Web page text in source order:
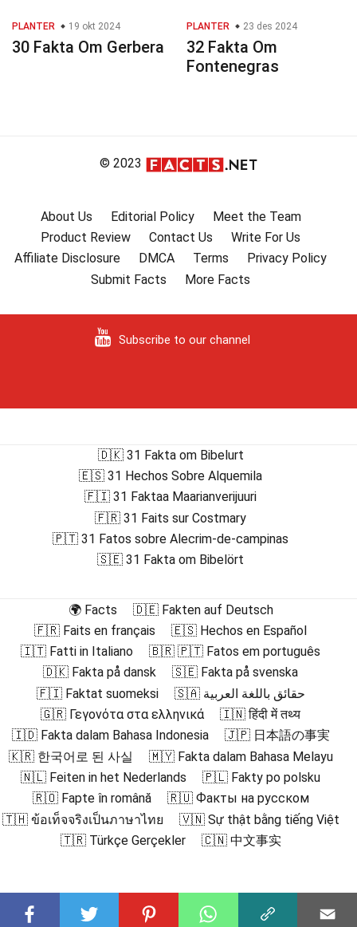
PLANTER 19 okt 2024
30 Fakta Om Gerbera
PLANTER 23 des 2024
32 Fakta Om
Fontenegras
© 2023
About Us Editorial Policy
Meet the Team
Product Review
Contact Us
Write For Us
Affiliate Disclosure
DMCA Terms
Privacy Policy
Submit Facts
More Facts
Subscribe to our channel
🇩🇰 31 Fakta om Bibelurt
🇪🇸 31 Hechos Sobre Alquemila
🇫🇮 31 Faktaa Maarianverijuuri
🇫🇷 31 Faits sur Costmary
🇵🇹 31 Fatos sobre Alecrim-de-campinas
🇸🇪 31 Fakta om Bibelört
🌍 Facts
🇩🇪 Fakten auf Deutsch
🇫🇷 Faits en français
🇪🇸 Hechos en Español
🇮🇹 Fatti in Italiano
🇧🇷 🇵🇹 Fatos em português
🇩🇰 Fakta på dansk
🇸🇪 Fakta på svenska
🇫🇮 Faktat suomeksi
🇸🇦 حقائق باللغة العربية
🇬🇷 Γεγονότα στα ελληνικά
🇮🇳 हिंदी में तथ्य
🇮🇩 Fakta dalam Bahasa Indonesia
🇯🇵 日本語の事実
🇰🇷 한국어로 된 사실
🇲🇾 Fakta dalam Bahasa Melayu
🇳🇱 Feiten in het Nederlands
🇵🇱 Fakty po polsku
🇷🇴 Fapte în română
🇷🇺 Факты на русском
🇹🇭 ข้อเท็จจริงเป็นภาษาไทย
🇻🇳 Sự thật bằng tiếng Việt
🇹🇷 Türkçe Gerçekler
🇨🇳 中文事实